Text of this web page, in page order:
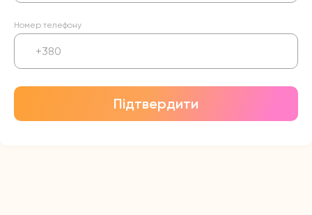
Номер телефону
Підтвердити